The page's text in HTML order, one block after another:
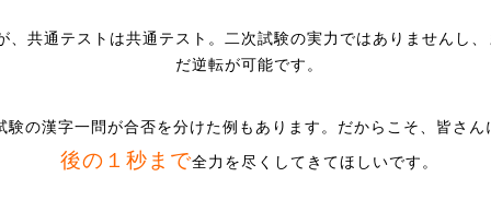
、共通テストは共通テスト。二次試験の実力ではありませんし、
だ逆転が可能です。
験の漢字一問が合否を分けた例もあります。だからこそ、皆さん
後の１秒まで全力を尽くしてきてほしいです。